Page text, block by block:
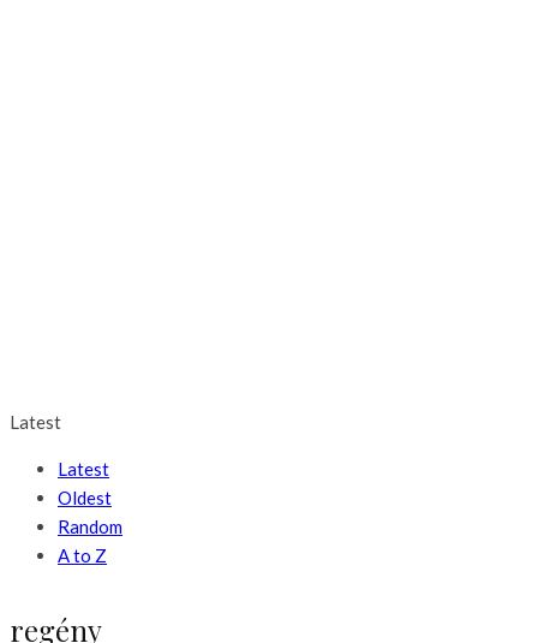
Latest
Latest
Oldest
Random
A to Z
regény